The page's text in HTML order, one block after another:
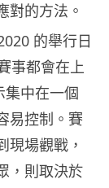
對的方法。
的舉行日
事都會在上
中在一個
易控制。賽
現場觀戰，
，則取決於